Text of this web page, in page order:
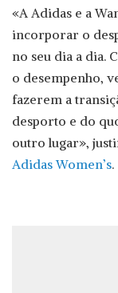
«A Adidas e a
incorporar o
no seu dia a dia.
o desempenho,
fazerem a
desporto e do
outro lugar»,
Adidas Women’s.